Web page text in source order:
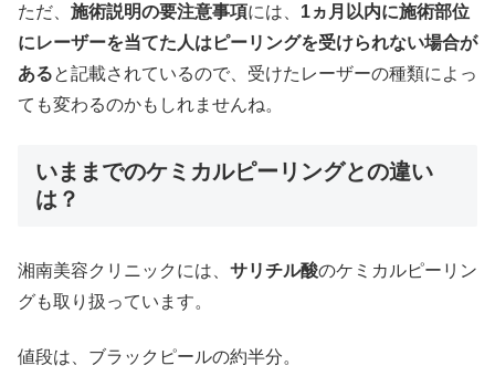
ただ、 施術説明の要注意事項には、 1ヵ月以内に施術部位
にレーザーを当てた人はピーリングを受けられない場合が
あると記載されているので、受けたレーザーの種類によっ
ても変わるのかもしれませんね。
いままでのケミカルピーリングとの違い
は？
湘南美容クリニックには、 サリチル酸のケミカルピーリン
グも取り扱っています。
値段は、ブラックピールの約半分。